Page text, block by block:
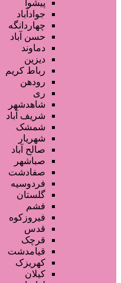
کلینیک های زیبایی
آرایش دائم
خدمات مژه
خدمات ابرو
خدمات تناسب اندام و
سایر خدمات
پیشوا
جوادآباد
چهاردانگه
حسن آباد
دماوند
دیزین
رباط کریم
رودهن
ری
شاهدشهر
شریف آباد
شمشک
شهریار
صالح آباد
صباشهر
صفادشت
فردوسیه
گلستان
فشم
فیروزکوه
قدس
قرچک
قیامدشت
کهریزک
کیلان
صفحه اصلی
آگهی انبوه